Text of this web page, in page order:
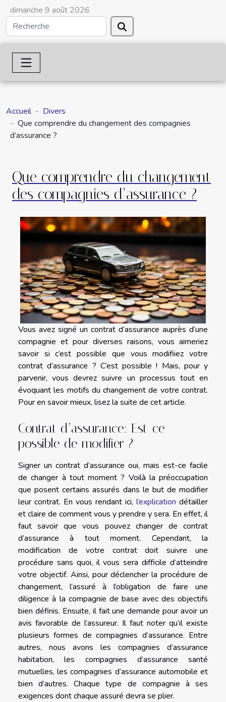
dimanche 9 août 2026
Accueil
Divers
Que comprendre du changement des compagnies
d’assurance ?
Que comprendre du changement
des compagnies d’assurance ?
Vous avez signé un contrat d’assurance auprès d’une
compagnie et pour diverses raisons, vous aimeriez
savoir si c’est possible que vous modifiiez votre
contrat d’assurance ? C’est possible ! Mais, pour y
parvenir, vous devrez suivre un processus tout en
évoquant les motifs du changement de votre contrat.
Pour en savoir mieux, lisez la suite de cet article.
Contrat d’assurance: Est-ce
possible de modifier ?
Signer un contrat d’assurance oui, mais est-ce facile
de changer à tout moment ? Voilà la préoccupation
que posent certains assurés dans le but de modifier
leur contrat. En vous rendant ici, l’explication détailler
et claire de comment vous y prendre y sera. En effet, il
faut savoir que vous pouvez changer de contrat
d’assurance à tout moment. Cependant, la
modification de votre contrat doit suivre une
procédure sans quoi, il vous sera difficile d’atteindre
votre objectif. Ainsi, pour déclencher la procédure de
changement, l’assuré à l’obligation de faire une
diligence à la compagnie de base avec des objectifs
bien définis. Ensuite, il fait une demande pour avoir un
avis favorable de l’assureur. Il faut noter qu’il existe
plusieurs formes de compagnies d’assurance. Entre
autres, nous avons les compagnies d’assurance
habitation, les compagnies d’assurance santé
mutuelles, les compagnies d’assurance automobile et
bien d’autres. Chaque type de compagnie à ses
exigences dont chaque assuré devra se plier.